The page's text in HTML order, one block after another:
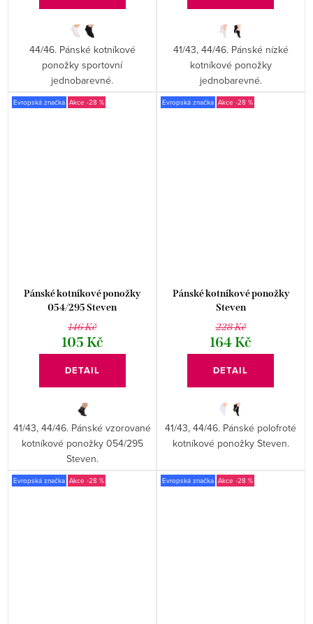
44/46. Pánské kotníkové
ponožky sportovní
jednobarevné.
41/43, 44/46. Pánské nízké
kotníkové ponožky
jednobarevné.
Evropská značka -28 %
Pánské kotníkové ponožky
054/295 Steven
146 Kč
105 Kč
DETAIL
41/43, 44/46. Pánské vzorované
kotníkové ponožky 054/295
Steven.
Evropská značka -28 %
Pánské kotníkové ponožky
Steven
228 Kč
164 Kč
DETAIL
41/43, 44/46. Pánské polofroté
kotníkové ponožky Steven.
Evropská značka -28 % Evropská značka -28 %